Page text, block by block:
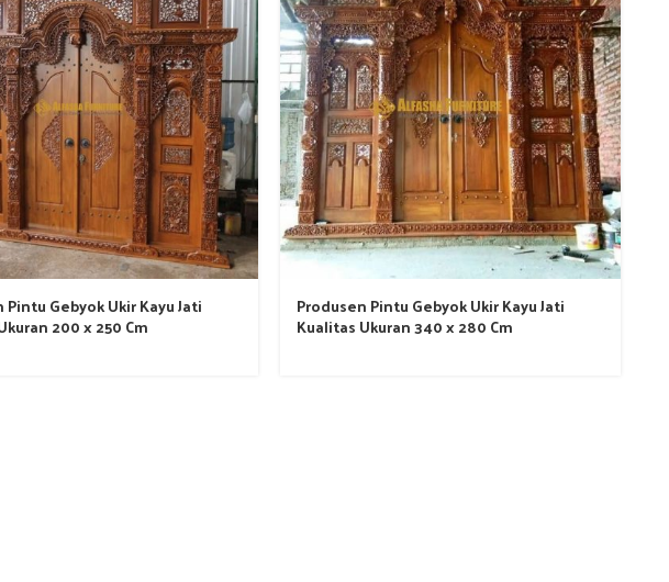
Pintu Gebyok Ukir Kayu Jati
200 x 250 Cm
Produsen Pintu Gebyok Ukir Kayu Jati
Kualitas Ukuran 340 x 280 Cm